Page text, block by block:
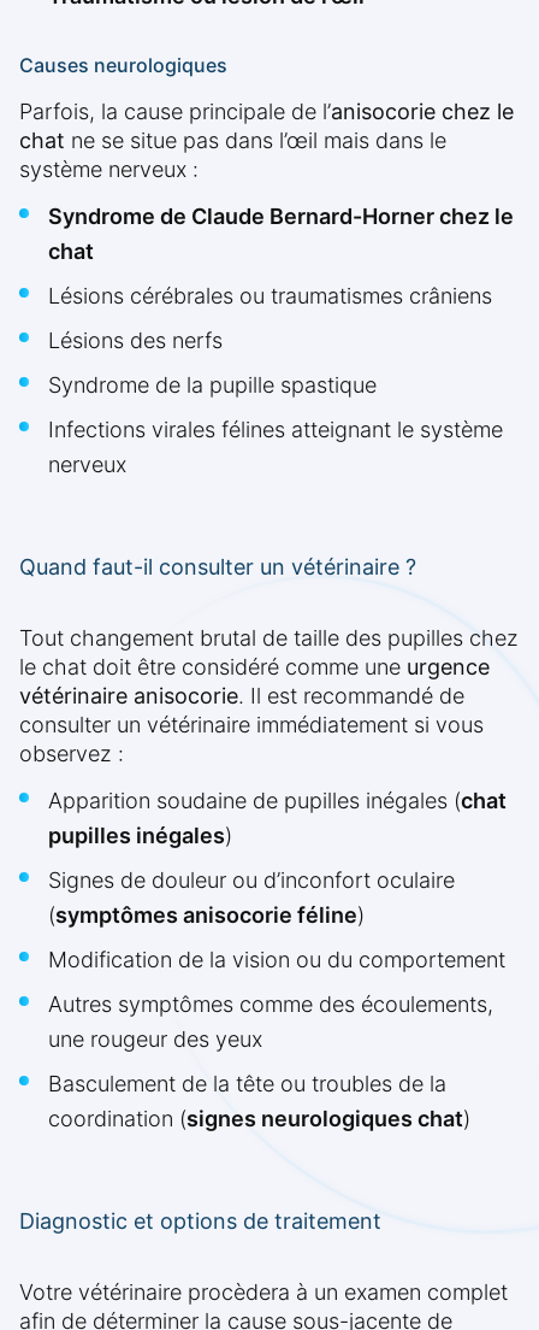
Causes neurologiques
Parfois, la cause principale de l’anisocorie chez le
chat ne se situe pas dans l’œil mais dans le
système nerveux :
Syndrome de Claude Bernard-Horner chez le
chat
Lésions cérébrales ou traumatismes crâniens
Lésions des nerfs
Syndrome de la pupille spastique
Infections virales félines atteignant le système
nerveux
Quand faut-il consulter un vétérinaire ?
Tout changement brutal de taille des pupilles chez
le chat doit être considéré comme une urgence
vétérinaire anisocorie. Il est recommandé de
consulter un vétérinaire immédiatement si vous
observez :
Apparition soudaine de pupilles inégales (chat
pupilles inégales)
Signes de douleur ou d’inconfort oculaire
(symptômes anisocorie féline)
Modification de la vision ou du comportement
Autres symptômes comme des écoulements,
une rougeur des yeux
Basculement de la tête ou troubles de la
coordination (signes neurologiques chat)
Diagnostic et options de traitement
Votre vétérinaire procèdera à un examen complet
afin de déterminer la cause sous-jacente de